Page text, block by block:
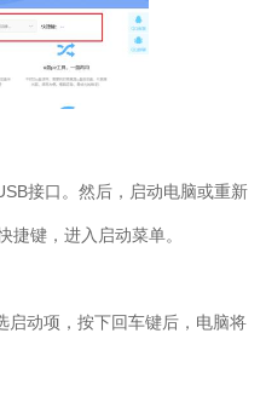
接口。然后，启动电脑或重新
捷键，进入启动菜单。
启动项，按下回车键后，电脑将